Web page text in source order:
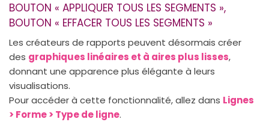
BOUTON « APPLIQUER TOUS LES SEGMENTS »,
BOUTON « EFFACER TOUS LES SEGMENTS »
Les créateurs de rapports peuvent désormais créer
des graphiques linéaires et à aires plus lisses,
donnant une apparence plus élégante à leurs
visualisations.
Pour accéder à cette fonctionnalité, allez dans Lignes
> Forme > Type de ligne.